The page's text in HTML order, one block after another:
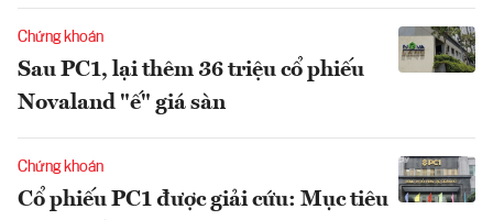
Chứng khoán
Sau PC1, lại thêm 36 triệu cổ phiếu
Novaland "ế" giá sàn
Chứng khoán
Cổ phiếu PC1 được giải cứu: Mục tiêu